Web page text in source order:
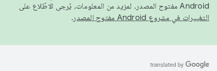
Android مفتوح المصدر. لمزيد من المعلومات، يُرجى الاطّلاع على
التغييرات في مشروع Android مفتوح المصدر
.